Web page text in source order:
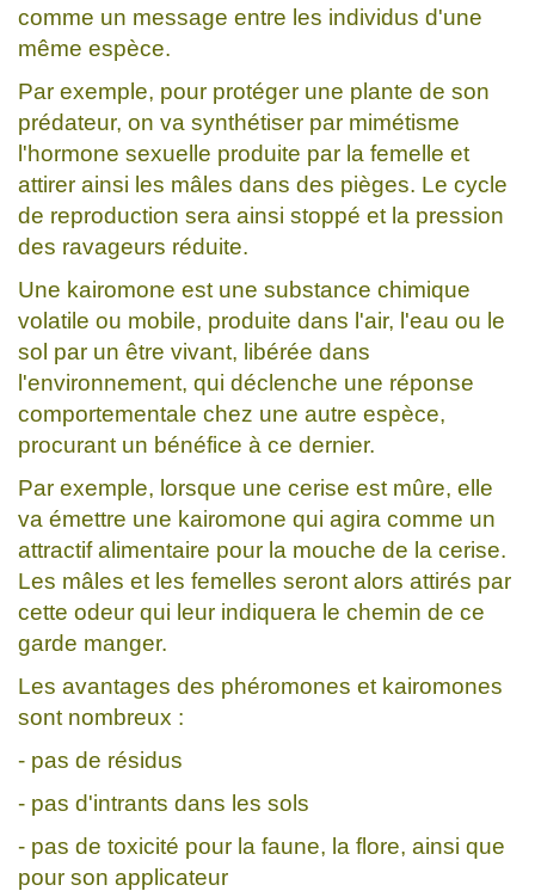
comme un message entre les individus d'une
même espèce.
Par exemple, pour protéger une plante de son
prédateur, on va synthétiser par mimétisme
l'hormone sexuelle produite par la femelle et
attirer ainsi les mâles dans des pièges. Le cycle
de reproduction sera ainsi stoppé et la pression
des ravageurs réduite.
Une kairomone est une substance chimique
volatile ou mobile, produite dans l'air, l'eau ou le
sol par un être vivant, libérée dans
l'environnement, qui déclenche une réponse
comportementale chez une autre espèce,
procurant un bénéfice à ce dernier.
Par exemple, lorsque une cerise est mûre, elle
va émettre une kairomone qui agira comme un
attractif alimentaire pour la mouche de la cerise.
Les mâles et les femelles seront alors attirés par
cette odeur qui leur indiquera le chemin de ce
garde manger.
Les avantages des phéromones et kairomones
sont nombreux :
- pas de résidus
- pas d'intrants dans les sols
- pas de toxicité pour la faune, la flore, ainsi que
pour son applicateur